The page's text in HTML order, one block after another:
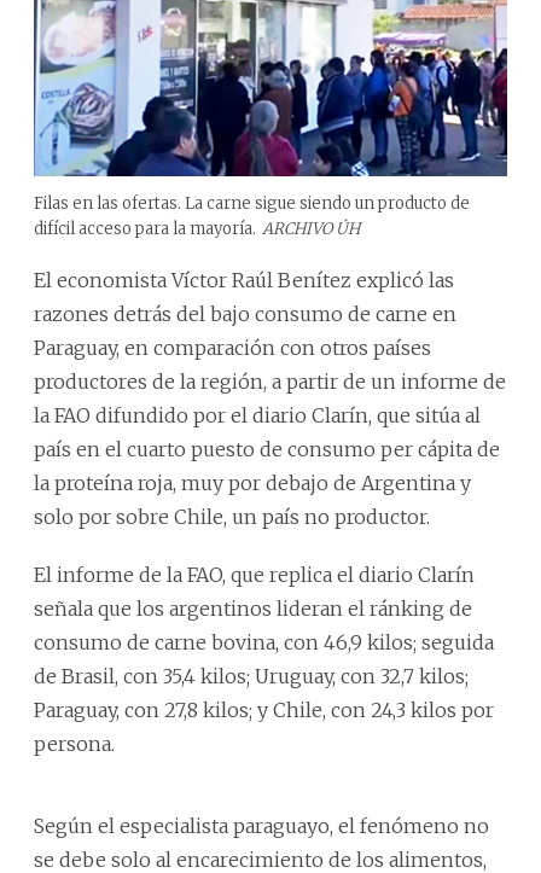
Filas en las ofertas. La carne sigue siendo un producto de
difícil acceso para la mayoría. ARCHIVO ÚH
El economista Víctor Raúl Benítez explicó las
razones detrás del bajo consumo de carne en
Paraguay, en comparación con otros países
productores de la región, a partir de un informe de
la FAO difundido por el diario Clarín, que sitúa al
país en el cuarto puesto de consumo per cápita de
la proteína roja, muy por debajo de Argentina y
solo por sobre Chile, un país no productor.
El informe de la FAO, que replica el diario Clarín
señala que los argentinos lideran el ránking de
consumo de carne bovina, con 46,9 kilos; seguida
de Brasil, con 35,4 kilos; Uruguay, con 32,7 kilos;
Paraguay, con 27,8 kilos; y Chile, con 24,3 kilos por
persona.
Según el especialista paraguayo, el fenómeno no
se debe solo al encarecimiento de los alimentos,